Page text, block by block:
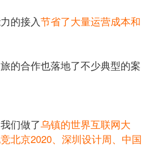
的接入节省了大量运营成本和
的合作也落地了不少典型的案
们做了乌镇的世界互联网大
北京2020、深圳设计周、中国